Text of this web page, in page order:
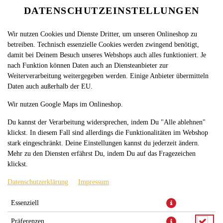
DE
SPRACHE ÄNDERN
PIZZA MOZZARELLA KLEIN, Ø
24CM
DATENSCHUTZEINSTELLUNGEN
Wir nutzen Cookies und Dienste Dritter, um unseren Onlineshop zu
betreiben. Technisch essenzielle Cookies werden zwingend benötigt,
damit bei Deinem Besuch unseres Webshops auch alles funktioniert. Je
nach Funktion können Daten auch an Diensteanbieter zur
Weiterverarbeitung weitergegeben werden. Einige Anbieter übermitteln
Daten auch außerhalb der EU.
Wir nutzen Google Maps im Onlineshop.
Du kannst der Verarbeitung widersprechen, indem Du "Alle ablehnen"
klickst. In diesem Fall sind allerdings die Funktionalitäten im Webshop
stark eingeschränkt. Deine Einstellungen kannst du jederzeit ändern.
Mehr zu den Diensten erfährst Du, indem Du auf das Fragezeichen
klickst.
Datenschutzerklärung Impressum
Essenziell
Präferenzen